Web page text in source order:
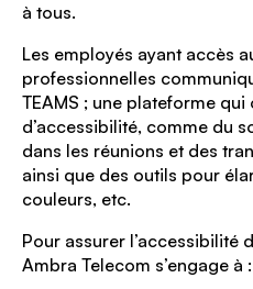
à tous.
Les employés ayant accès
professionnelles
TEAMS ; une plateforme
d’accessibilité, comme du
dans les réunions et des
ainsi que des outils pour
couleurs, etc.
Pour assurer l’accessibilité
Ambra Telecom s’engage à :